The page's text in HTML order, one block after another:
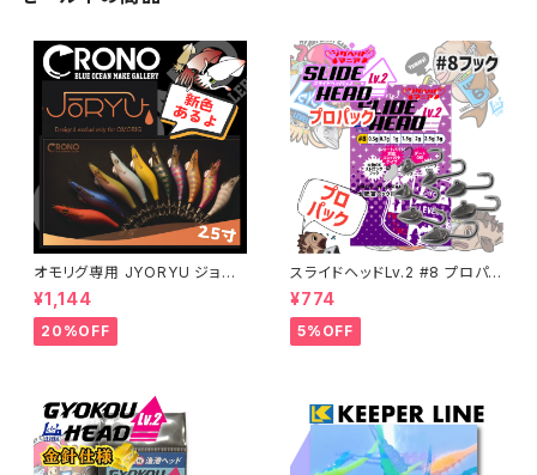
オモリグ専用 JYORYU ジョウ
リュウ【CRONO】
¥1,144
20%OFF
スライドヘッドLv.2 #8 プロパッ
ク 各ウエイト【JigHeadMani
a】
¥774
5%OFF